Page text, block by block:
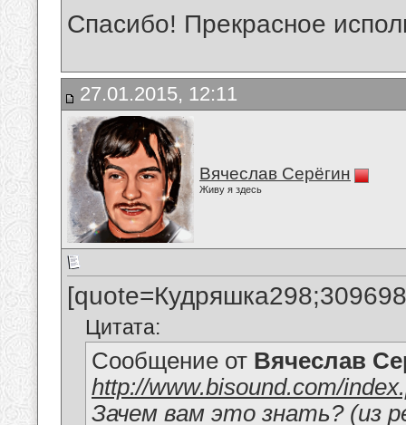
Спасибо! Прекрасное
27.01.2015, 12:11
Вячеслав Серёгин
Живу я здесь
Цитата:
Сообщение от Вячеслав
http://www.bisound.com/
Зачем вам это знать? (из